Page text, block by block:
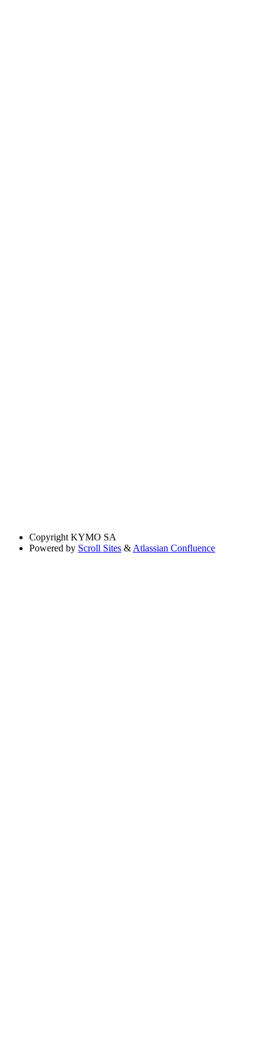
Copyright KYMO SA
Powered by Scroll Sites & Atlassian Confluence